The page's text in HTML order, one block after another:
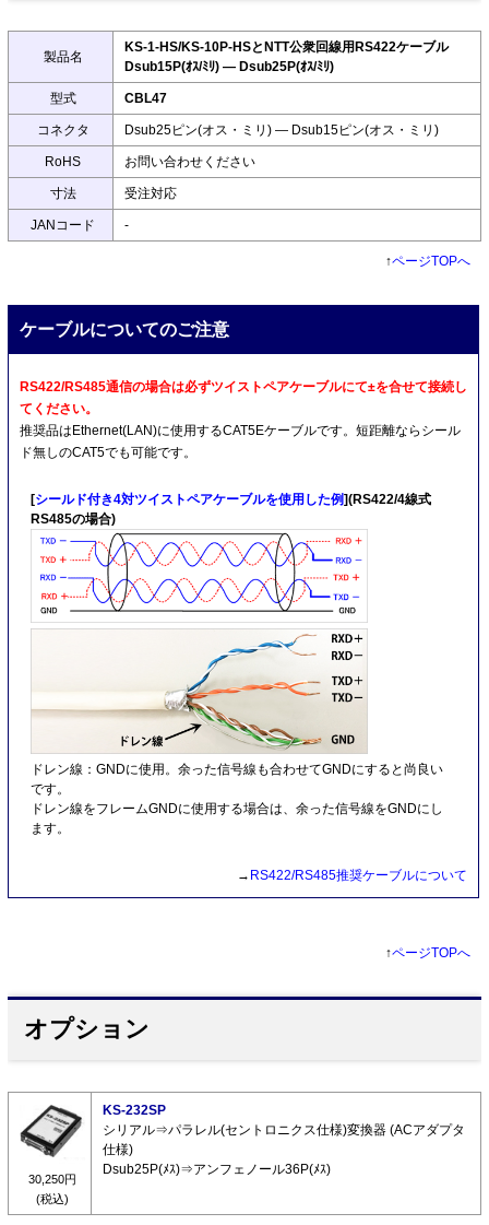
製品名
KS-1-HS/KS-10P-HSとNTT公衆回線用RS422ケーブル
Dsub15P(ｵｽ/ﾐﾘ) ― Dsub25P(ｵｽ/ﾐﾘ)
型式 CBL47
コネクタ Dsub25ピン(オス・ミリ) ― Dsub15ピン(オス・ミリ)
RoHS お問い合わせください
寸法 受注対応
JANコード -
↑ページTOPへ
ケーブルについてのご注意
RS422/RS485通信の場合は必ずツイストペアケーブルにて±を合せて接続し
てください。
推奨品はEthernet(LAN)に使用するCAT5Eケーブルです。短距離ならシール
ド無しのCAT5でも可能です。
[シールド付き4対ツイストペアケーブルを使用した例](RS422/4線式
RS485の場合)
ドレン線：GNDに使用。余った信号線も合わせてGNDにすると尚良い
です。
ドレン線をフレームGNDに使用する場合は、余った信号線をGNDにし
ます。
→ RS422/RS485推奨ケーブルについて
↑ページTOPへ
オプション
30,250円
(税込)
KS-232SP
シリアル⇒パラレル(セントロニクス仕様)変換器 (ACアダプタ
仕様)
Dsub25P(ﾒｽ)⇒アンフェノール36P(ﾒｽ)